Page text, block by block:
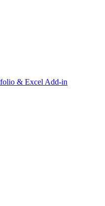
& Excel Add-in